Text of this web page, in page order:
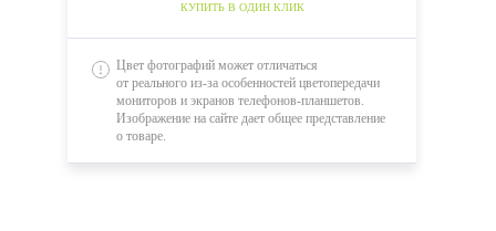
КУПИТЬ В ОДИН КЛИК
Цвет фотографий может отличаться
от реального из-за особенностей цветопередачи
мониторов и экранов телефонов-планшетов.
Изображение на сайте дает общее представление
о товаре.